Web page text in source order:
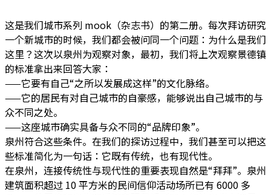
这是我们城市系列 mook（杂志书）的第二册。每次拜访研究
一个新城市的时候，我们都会被问同一个问题：为什么是我们
这里？这次以泉州为观察对象，最初，我们将上次观察景德镇
的标准拿出来回答大家：
——它要有自己“之所以发展成这样”的文化脉络。
——它的居民有对自己城市的自豪感，能够说出自己城市的与
众不同之处。
——这座城市确实具备与众不同的“品牌印象”。
泉州符合这些条件。在我们的探访过程中，我们甚至可以把这
些标准简化为一句话：它既有传统，也有现代性。
在泉州，连接传统性与现代性的重要表现自然是“拜拜”。泉州
建筑面积超过 10 平方米的民间信仰活动场所已有 6000 多